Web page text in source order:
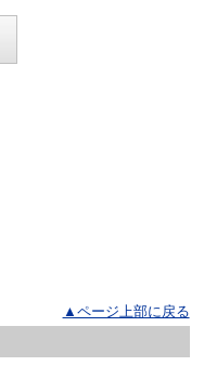
▲ページ上部に戻る